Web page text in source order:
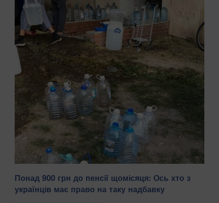
Тимчасово захоплений російськими військами Маріуполь
Донецької області після вибухів, що пролунали 5 серпня
Понад 900 грн до пенсії щомісяця: Ось хто з
українців має право на таку надбавку